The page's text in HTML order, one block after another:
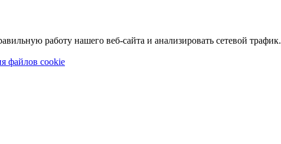
работу нашего веб-сайта и анализировать сетевой трафик.
файлов cookie